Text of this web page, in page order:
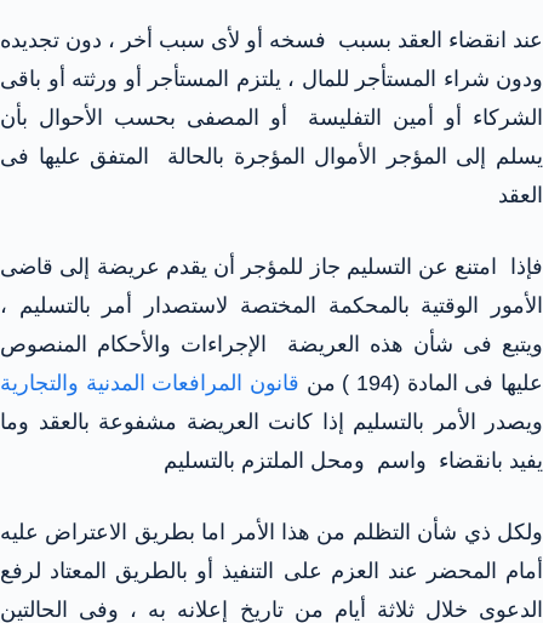
عند انقضاء العقد بسبب فسخه أو لأى سبب أخر ، دون تجديده
ودون شراء المستأجر للمال ، يلتزم المستأجر أو ورثته أو باقى
الشركاء أو أمين التفليسة أو المصفى بحسب الأحوال بأن
يسلم إلى المؤجر الأموال المؤجرة بالحالة المتفق عليها فى
العقد
فإذا امتنع عن التسليم جاز للمؤجر أن يقدم عريضة إلى قاضى
الأمور الوقتية بالمحكمة المختصة لاستصدار أمر بالتسليم ،
ويتبع فى شأن هذه العريضة الإجراءات والأحكام المنصوص
عليها فى المادة (194 ) من
قانون المرافعات المدنية والتجارية
ويصدر الأمر بالتسليم إذا كانت العريضة مشفوعة بالعقد وما
يفيد بانقضاء واسم ومحل الملتزم بالتسليم
ولكل ذي شأن التظلم من هذا الأمر اما بطريق الاعتراض عليه
أمام المحضر عند العزم على التنفيذ أو بالطريق المعتاد لرفع
الدعوى خلال ثلاثة أيام من تاريخ إعلانه به ، وفى الحالتين